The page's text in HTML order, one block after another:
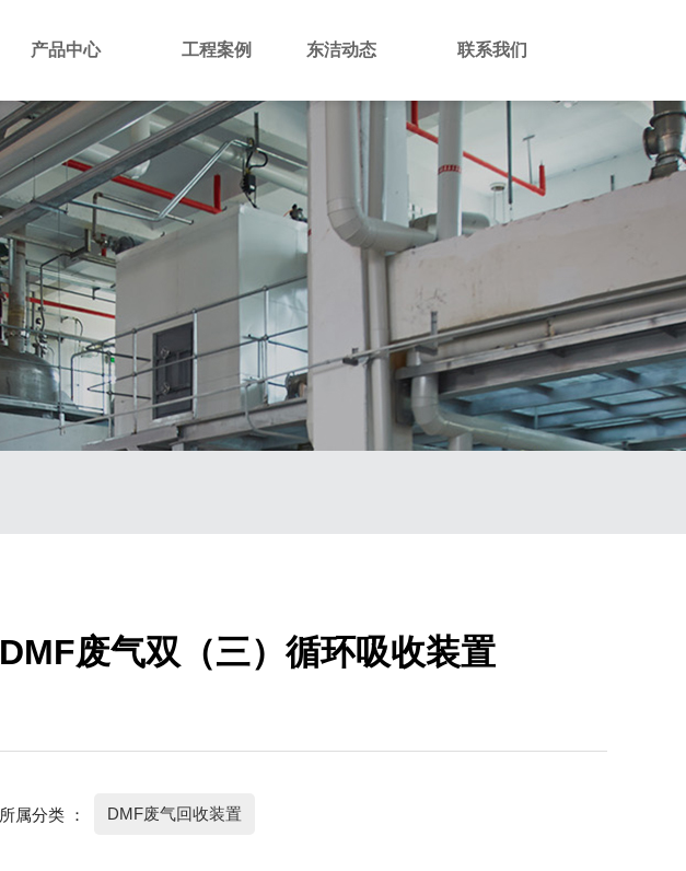
产品中心 工程案例 东洁动态 联系我们
DMF废气双（三）循环吸收装置
所属分类 ： DMF废气回收装置